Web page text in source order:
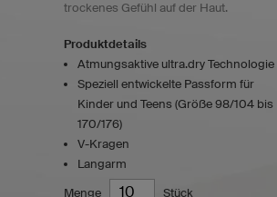
trockenes Gefühl auf der Haut.
Produktdetails
Atmungsaktive ultra.dry Technologie
Speziell entwickelte Passform für
Kinder und Teens (Größe 98/104 bis
170/176)
V-Kragen
Langarm
Menge Stück